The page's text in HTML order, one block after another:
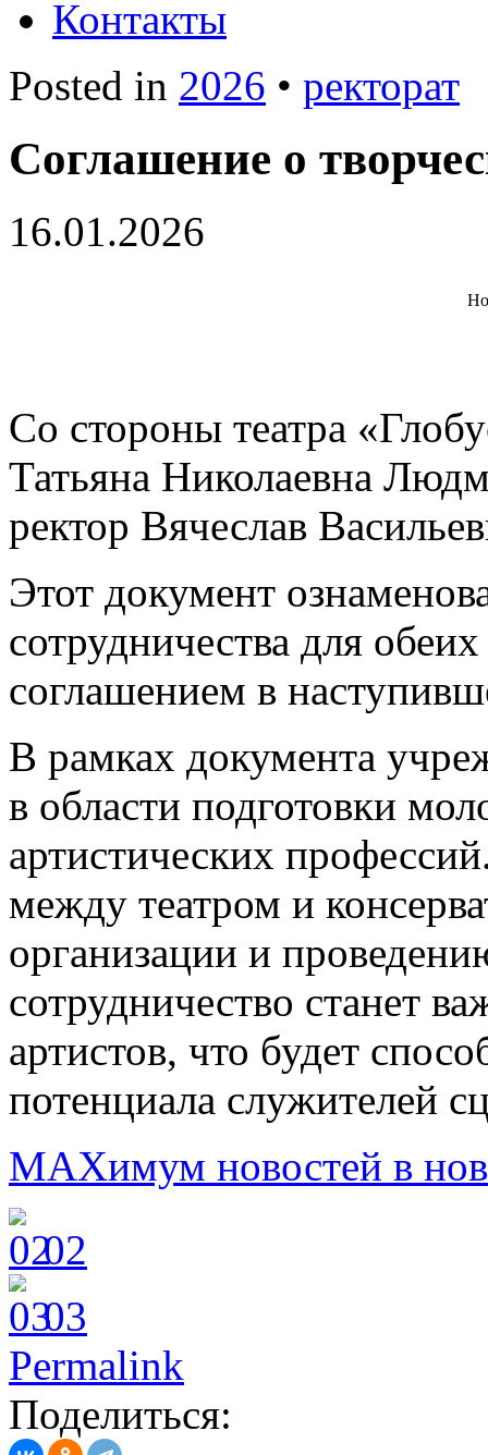
Контакты
Posted in 2026 • ректорат
Соглашение о
16.01.2026
Со стороны театра
Татьяна Николаевна
ректор Вячеслав
Этот документ
сотрудничества для
соглашением в
В рамках документа
в области подготовки
артистических
между театром и
организации и
сотрудничество станет
артистов, что будет
потенциала служителей
MAХимум новостей в
02
03
Permalink
Поделиться: